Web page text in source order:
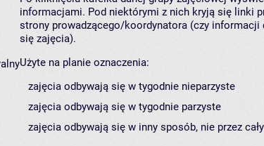
informacjami. Pod niektórymi z nich kryją się linki
strony prowadzącego/koordynatora (czy informacji
się zajęcia).
Użyte na planie oznaczenia:
zajęcia odbywają się w tygodnie nieparzyste
zajęcia odbywają się w tygodnie parzyste
zajęcia odbywają się w inny sposób, nie przez